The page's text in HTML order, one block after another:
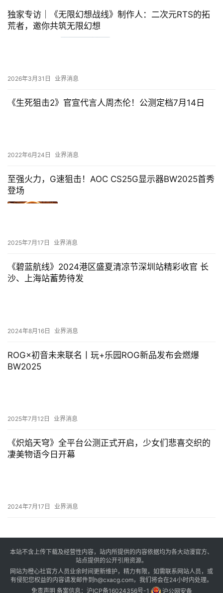
独家专访｜《无限幻想战线》制作人：二次元RTS的拓
荒者，邀你共筑无限幻想
2026年3月31日 业界消息
《生死狙击2》官宣代言人周杰伦！公测定档7月14日
2022年6月24日 业界消息
至强火力，G速狙击！AOC CS25G显示器BW2025首秀
登场
2025年7月17日 业界消息
《碧蓝航线》2024港区盛夏清凉节深圳站精彩收官 长
沙、上海站蓄势待发
2024年8月16日 业界消息
ROG×初音未来联名丨玩+乐园ROG新品发布会燃爆
BW2025
2025年7月12日 业界消息
《炽焰天穹》全平台公测正式开启，少女们悲喜交织的
凄美物语今日开幕
2024年7月17日 业界消息
本站不含上传下载及经营性内容，站内所提供的内容依据均为各大动漫官方、
站点提供的公开引用资源。
网站为橙心社官方人员业余时间更新维护，精力有限，如需联系网站人员，或
有侵犯您权益的内容请发邮件到h@cxacg.com，我们将会在24小时内处理。
免责声明 备案信息： 沪ICP备16024356号-1 沪公网安备